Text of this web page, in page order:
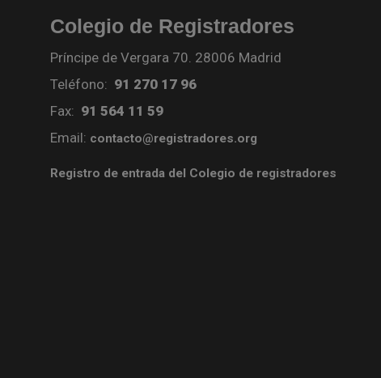
Colegio de Registradores
Príncipe de Vergara 70. 28006 Madrid
Teléfono: 91 270 17 96
Fax: 91 564 11 59
Email: contacto@registradores.org
Registro de entrada del Colegio de registradores